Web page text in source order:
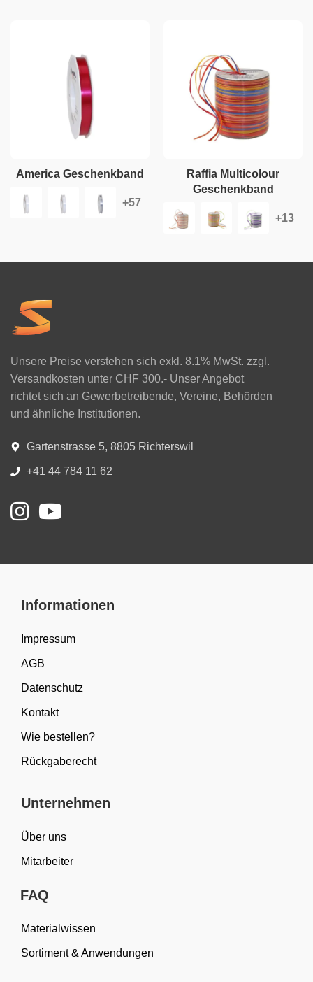
America Geschenkband
Raffia Multicolour
Geschenkband
Unsere Preise verstehen sich exkl. 8.1% MwSt. zzgl.
Versandkosten unter CHF 300.- Unser Angebot
richtet sich an Gewerbetreibende, Vereine, Behörden
und ähnliche Institutionen.
Gartenstrasse 5, 8805 Richterswil
+41 44 784 11 62
Informationen
Impressum
AGB
Datenschutz
Kontakt
Wie bestellen?
Rückgaberecht
Unternehmen
Über uns
Mitarbeiter
FAQ
Materialwissen
Sortiment & Anwendungen